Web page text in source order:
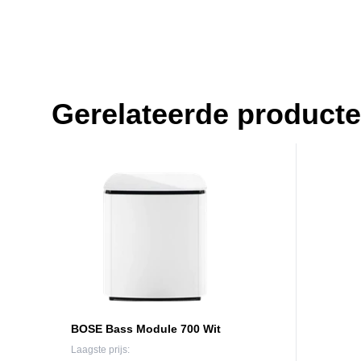
Gerelateerde
BOSE Bass Module 700 Wit
Laagste prijs: